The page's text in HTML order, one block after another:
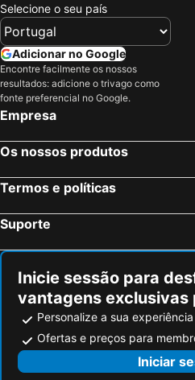
Selecione o seu país
Adicionar no Google
Encontre facilmente os nossos
resultados: adicione o trivago como
fonte preferencial no Google.
Empresa
Os nossos produtos
Termos e políticas
Suporte
Inicie sessão para
vantagens exclusivas
Personalize a sua experiência
Ofertas e preços para
Iniciar